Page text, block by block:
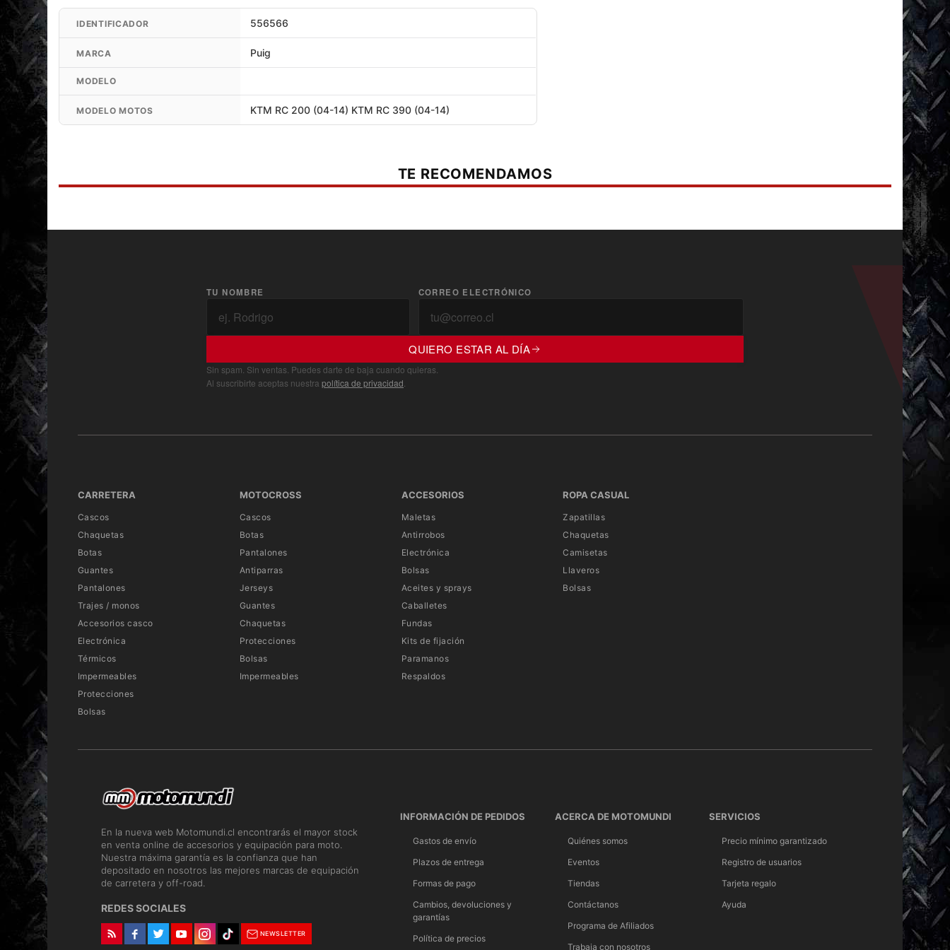
IDENTIFICADOR 556566
MARCA Puig
MODELO
MODELO MOTOS KTM RC 200 (04-14) KTM RC 390 (04-14)
TE RECOMENDAMOS
TU NOMBRE CORREO ELECTRÓNICO
QUIERO ESTAR AL DÍA
Sin spam. Sin ventas. Puedes darte de baja cuando quieras.
Al suscribirte aceptas nuestra política de privacidad
CARRETERA
Cascos
Chaquetas
Botas
Guantes
Pantalones
Trajes / monos
Accesorios casco
Electrónica
Térmicos
Impermeables
Protecciones
Bolsas
MOTOCROSS
Cascos
Botas
Pantalones
Antiparras
Jerseys
Guantes
Chaquetas
Protecciones
Bolsas
Impermeables
ACCESORIOS
Maletas
Antirrobos
Electrónica
Bolsas
Aceites y sprays
Caballetes
Fundas
Kits de fijación
Paramanos
Respaldos
ROPA CASUAL
Zapatillas
Chaquetas
Camisetas
Llaveros
Bolsas
En la nueva web Motomundi.cl encontrarás el mayor stock
en venta online de accesorios y equipación para moto.
Nuestra máxima garantía es la confianza que han
depositado en nosotros las mejores marcas de equipación
de carretera y off-road.
REDES SOCIALES
NEWSLETTER
INFORMACIÓN DE PEDIDOS
Gastos de envío
Plazos de entrega
Formas de pago
Cambios, devoluciones y
garantías
Política de precios
ACERCA DE MOTOMUNDI
Quiénes somos
Eventos
Tiendas
Contáctanos
Programa de Afiliados
Trabaja con nosotros
SERVICIOS
Precio mínimo garantizado
Registro de usuarios
Tarjeta regalo
Ayuda